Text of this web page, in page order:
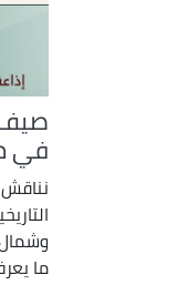
صيف
في
وشمال
ما